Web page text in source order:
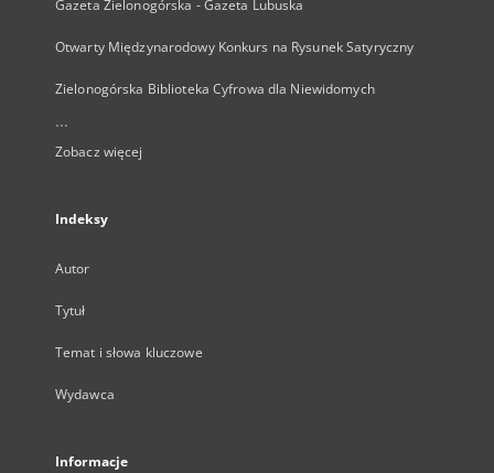
Gazeta Zielonogórska - Gazeta Lubuska
Otwarty Międzynarodowy Konkurs na Rysunek Satyryczny
Zielonogórska Biblioteka Cyfrowa dla Niewidomych
...
Zobacz więcej
Indeksy
Autor
Tytuł
Temat i słowa kluczowe
Wydawca
Informacje